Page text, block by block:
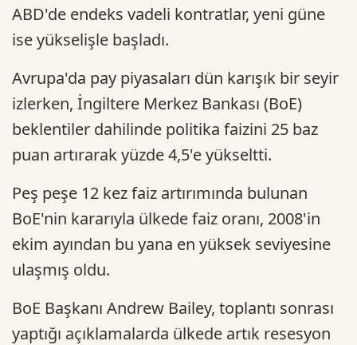
ABD'de endeks vadeli kontratlar, yeni güne
ise yükselişle başladı.
Avrupa'da pay piyasaları dün karışık bir seyir
izlerken, İngiltere Merkez Bankası (BoE)
beklentiler dahilinde politika faizini 25 baz
puan artırarak yüzde 4,5'e yükseltti.
Peş peşe 12 kez faiz artırımında bulunan
BoE'nin kararıyla ülkede faiz oranı, 2008'in
ekim ayından bu yana en yüksek seviyesine
ulaşmış oldu.
BoE Başkanı Andrew Bailey, toplantı sonrası
yaptığı açıklamalarda ülkede artık resesyon